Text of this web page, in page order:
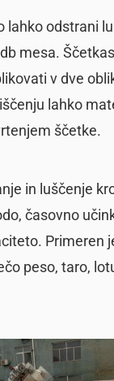
lahko odstrani
mesa.
v dve
lahko
ščetke.
in luščenje
časovno
Primeren
peso, taro,